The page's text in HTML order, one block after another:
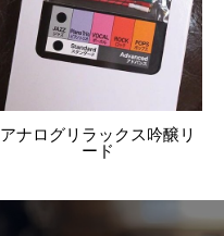
アナログリラックス吟醸リ
ード